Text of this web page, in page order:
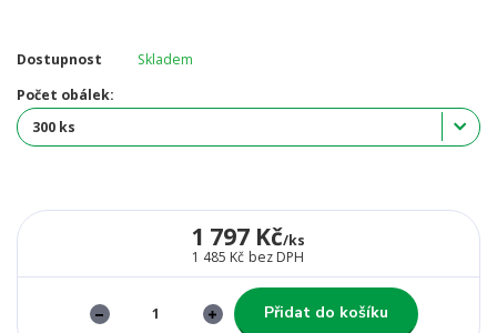
Dostupnost
Skladem
Počet obálek:
1 797 Kč/ks
1 485 Kč bez DPH
Přidat do košíku